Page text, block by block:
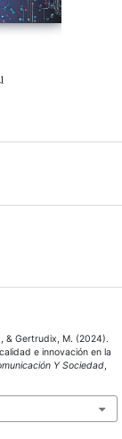
& Gertrudix, M. (2024).
e innovación en la
Y Sociedad,